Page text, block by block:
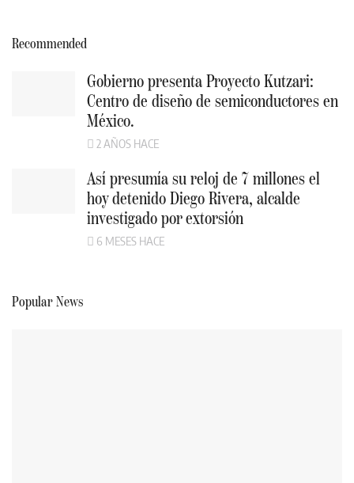
Recommended
Gobierno presenta Proyecto Kutzari:
Centro de diseño de semiconductores en
México.
2 AÑOS HACE
Así presumía su reloj de 7 millones el
hoy detenido Diego Rivera, alcalde
investigado por extorsión
6 MESES HACE
Popular News